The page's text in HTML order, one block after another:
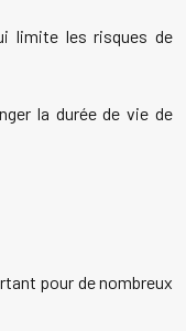
limite les risques de
la durée de vie de
pour de nombreux